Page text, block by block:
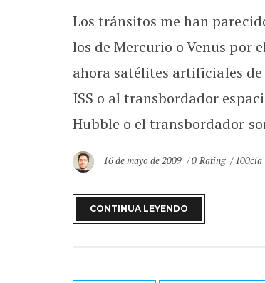
Los tránsitos me han
los de Mercurio o Venus por
ahora satélites artificiales
ISS o al transbordador
Hubble o el transbordador
16 de mayo de 2009 0 Rating 100cia
CONTINUA LEYENDO